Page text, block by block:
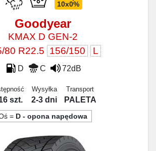
10x0%
Goodyear
KMAX D GEN-2
80 R22.5 156/150 L
D C 72dB
szt.
Wysyłka
2-3 dni
Transport
PALETA
= D - opona napędowa